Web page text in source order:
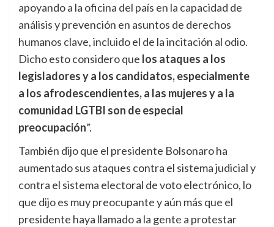
apoyando a la oficina del país en la capacidad de
análisis y prevención en asuntos de derechos
humanos clave, incluido el de la incitación al odio.
Dicho esto considero que los ataques a los
legisladores y a los candidatos, especialmente
a los afrodescendientes, a las mujeres y a la
comunidad LGTBI son de especial
preocupación”.
También dijo que el presidente Bolsonaro ha
aumentado sus ataques contra el sistema judicial y
contra el sistema electoral de voto electrónico, lo
que dijo es muy preocupante y aún más que el
presidente haya llamado a la gente a protestar